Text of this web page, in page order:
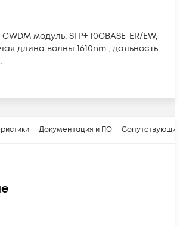
модуль, SFP+ 10GBASE-ER/EW,
длина волны 1610nm , дальность
Документация и ПО